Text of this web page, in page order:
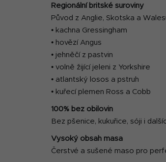
Regionální britské suroviny
Původ z Anglie, Skotska a
• kachna Gressingham
• hovězí Angus
• jehněčí z pastvin
• volně žijící jeleni z Yorkshire
• atlantský losos a pstruh
• kuřecí plemen Ross a Cobb
100% bez obilovin
Bez pšenice, kukuřice, sóji i
Vysoký obsah masa
Čerstvé a sušené maso pro